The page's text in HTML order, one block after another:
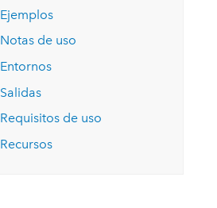
Ejemplos
Notas de uso
Entornos
Salidas
Requisitos de uso
Recursos